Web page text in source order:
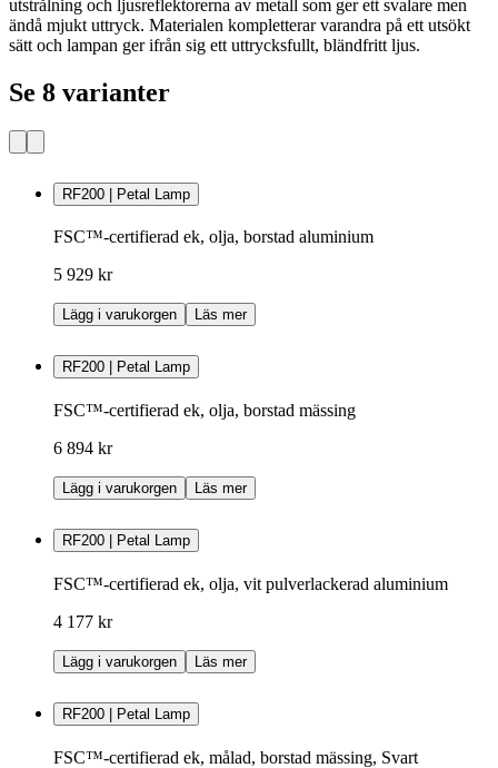
utstrålning och ljusreflektorerna av metall som ger ett svalare men
ändå mjukt uttryck. Materialen kompletterar varandra på ett utsökt
sätt och lampan ger ifrån sig ett uttrycksfullt, bländfritt ljus.
Se 8 varianter
RF200 | Petal Lamp
FSC™-certifierad ek, olja, borstad aluminium
5 929 kr
Lägg i varukorgen Läs mer
RF200 | Petal Lamp
FSC™-certifierad ek, olja, borstad mässing
6 894 kr
Lägg i varukorgen Läs mer
RF200 | Petal Lamp
FSC™-certifierad ek, olja, vit pulverlackerad aluminium
4 177 kr
Lägg i varukorgen Läs mer
RF200 | Petal Lamp
FSC™-certifierad ek, målad, borstad mässing, Svart